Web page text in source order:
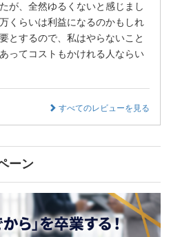
が、全然ゆるくないと感じまし
くらいは利益になるのかもしれ
とするので、私はやらないこと
ってコストもかけれる人ならい
すべてのレビューを見る
ーン